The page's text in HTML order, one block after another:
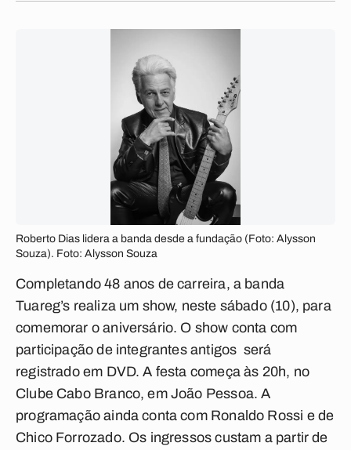
Roberto Dias lidera a banda desde a fundação (Foto: Alysson
Souza). Foto: Alysson Souza
Completando 48 anos de carreira, a banda
Tuareg’s realiza um show, neste sábado (10), para
comemorar o aniversário. O show conta com
participação de integrantes antigos será
registrado em DVD. A festa começa às 20h, no
Clube Cabo Branco, em João Pessoa. A
programação ainda conta com Ronaldo Rossi e de
Chico Forrozado. Os ingressos custam a partir de